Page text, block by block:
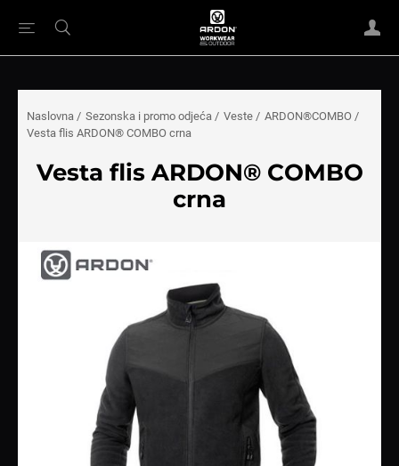
Naslovna / Sezonska i promo odjeća / Veste / ARDON®COMBO /
Vesta flis ARDON® COMBO crna
Vesta flis ARDON® COMBO
crna